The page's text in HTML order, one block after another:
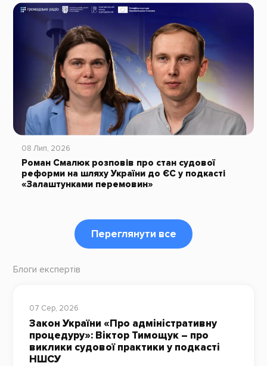
08 Лип, 2026
Роман Смалюк розповів про стан судової
реформи на шляху України до ЄС у подкасті
«Залаштунками перемовин»
Переглянути все
Блоги експертів
07 Сер, 2026
Закон України «Про адміністративну
процедуру»: Віктор Тимощук – про
виклики судової практики у подкасті
НШСУ